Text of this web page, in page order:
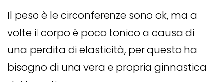
Il peso è le circonferenze sono ok, ma a
volte il corpo è poco tonico a causa di
una perdita di elasticità, per questo ha
bisogno di una vera e propria ginnastica